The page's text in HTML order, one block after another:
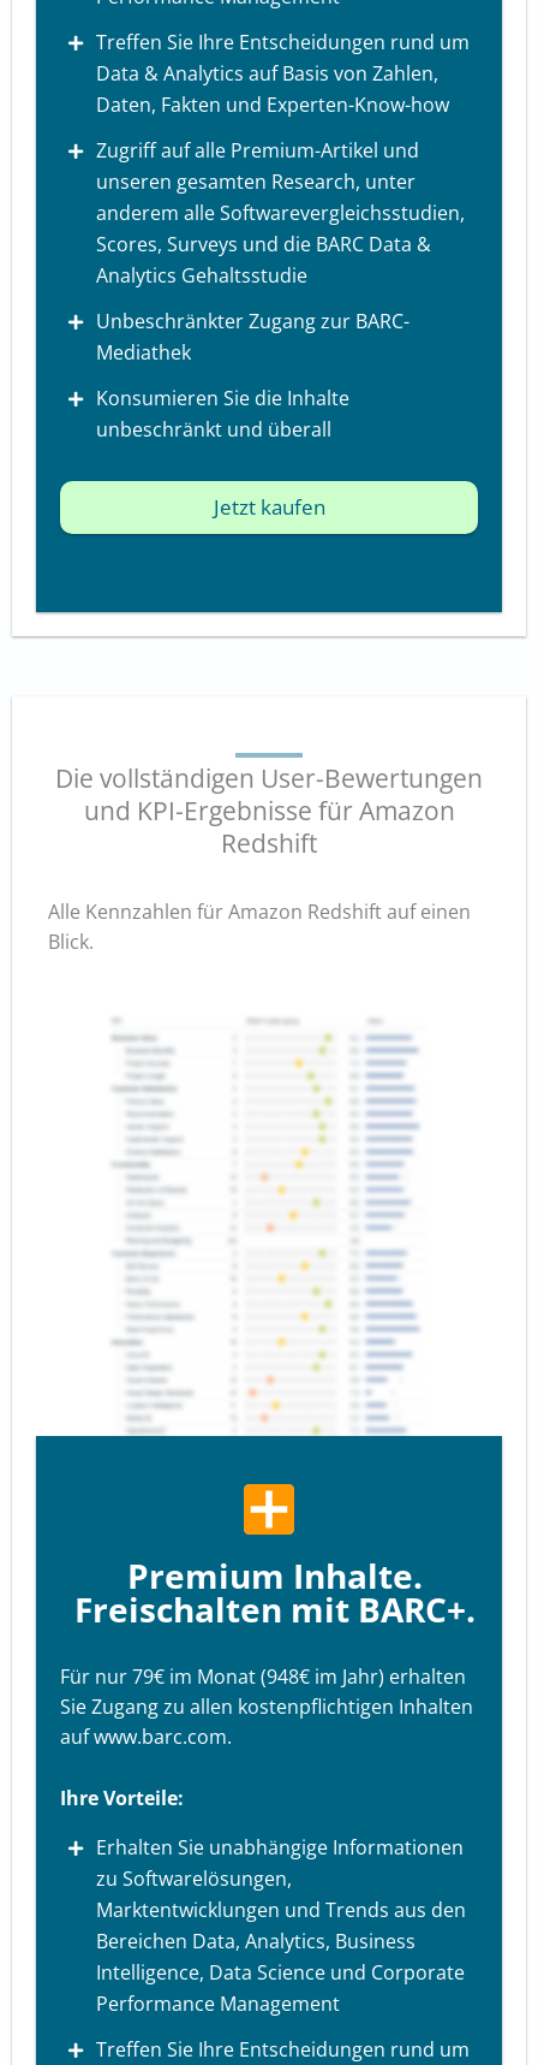
Treffen Sie Ihre Entscheidungen rund um
Data & Analytics auf Basis von Zahlen,
Daten, Fakten und Experten-Know-how
Zugriff auf alle Premium-Artikel und
unseren gesamten Research, unter
anderem alle Softwarevergleichsstudien,
Scores, Surveys und die BARC Data &
Analytics Gehaltsstudie
Unbeschränkter Zugang zur BARC-
Mediathek
Konsumieren Sie die Inhalte
unbeschränkt und überall
Jetzt kaufen
Die vollständigen User-Bewertungen
und KPI-Ergebnisse für Amazon
Redshift
Alle Kennzahlen für Amazon Redshift auf einen
Blick.
Premium Inhalte.
Freischalten mit BARC+.
Für nur 79€ im Monat (948€ im Jahr) erhalten
Sie Zugang zu allen kostenpflichtigen Inhalten
auf www.barc.com.
Ihre Vorteile:
Erhalten Sie unabhängige Informationen
zu Softwarelösungen,
Marktentwicklungen und Trends aus den
Bereichen Data, Analytics, Business
Intelligence, Data Science und Corporate
Performance Management
Treffen Sie Ihre Entscheidungen rund um